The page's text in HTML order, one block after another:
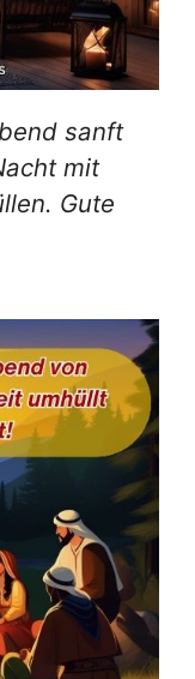
sanft
mit
Gute